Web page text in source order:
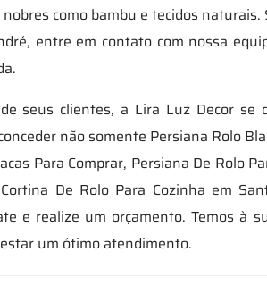
como bambu e tecidos
entre em contato com nossa
seus clientes, a Lira Luz Decor se
não somente Persiana Rolo
Para Comprar, Persiana De Rolo
De Rolo Para Cozinha em
e realize um orçamento. Temos à
um ótimo atendimento.